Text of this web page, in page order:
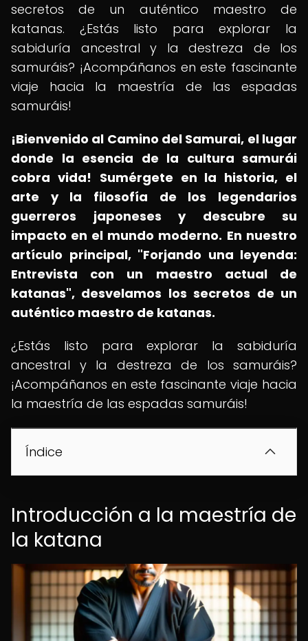
secretos de un auténtico maestro de
katanas. ¿Estás listo para explorar la
sabiduría ancestral y la destreza de los
samuráis? ¡Acompáñanos en este fascinante
viaje hacia la maestría de las espadas
samuráis!
¡Bienvenido al Camino del Samurai, el lugar
donde la esencia de la cultura samurái
cobra vida! Sumérgete en la historia, el
arte y la filosofía de los legendarios
guerreros japoneses y descubre su
impacto en el mundo moderno. En nuestro
artículo principal, "Forjando una leyenda:
Entrevista con un maestro actual de
katanas", desvelamos los secretos de un
auténtico maestro de katanas.
¿Estás listo para explorar la sabiduría
ancestral y la destreza de los samuráis?
¡Acompáñanos en este fascinante viaje hacia
la maestría de las espadas samuráis!
Índice
Introducción a la maestría de
la katana